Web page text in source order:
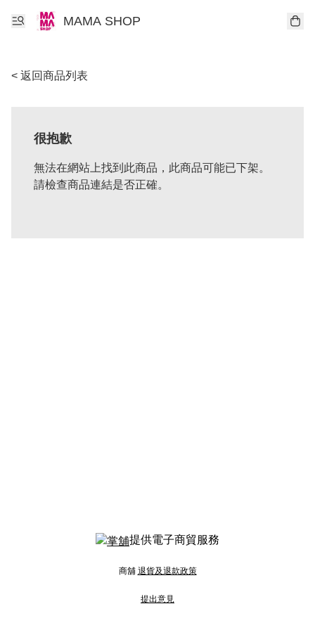
MAMA SHOP
< 返回商品列表
很抱歉
無法在網站上找到此商品，此商品可能已下架。
請檢查商品連結是否正確。
提供電子商貿服務
商舖 退貨及退款政策
提出意見